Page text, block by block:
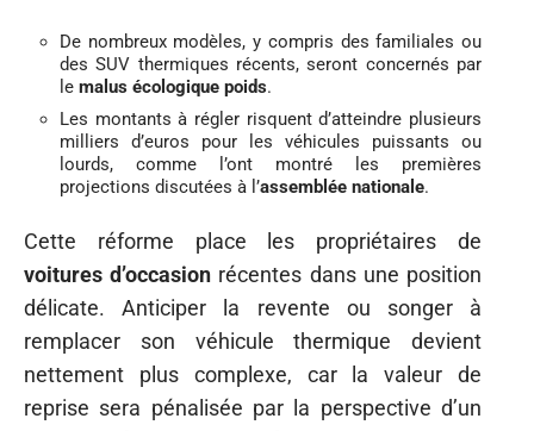
De nombreux modèles, y compris des familiales ou
des SUV thermiques récents, seront concernés par
le malus écologique poids.
Les montants à régler risquent d’atteindre plusieurs
milliers d’euros pour les véhicules puissants ou
lourds, comme l’ont montré les premières
projections discutées à l’assemblée nationale.
Cette réforme place les propriétaires de
voitures d’occasion récentes dans une position
délicate. Anticiper la revente ou songer à
remplacer son véhicule thermique devient
nettement plus complexe, car la valeur de
reprise sera pénalisée par la perspective d’un